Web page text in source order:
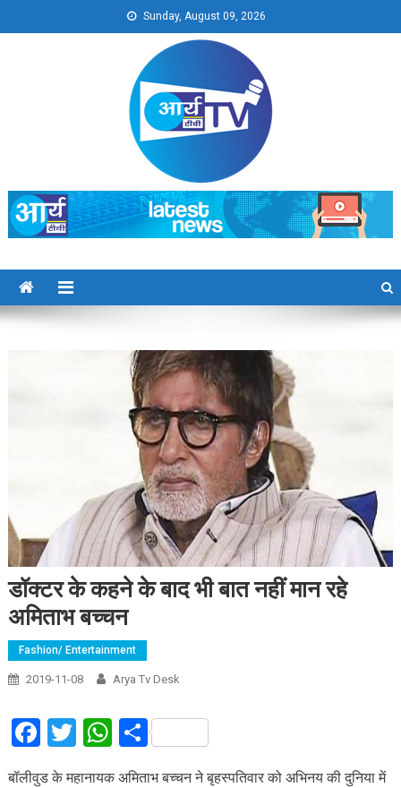
to
Sunday, August 09, 2026
Arya TV
डॉक्टर के कहने के बाद भी बात नहीं मान रहे
अमिताभ बच्चन
Fashion/ Entertainment
2019-11-08 Arya Tv Desk
Facebook
Twitter
WhatsApp
Share
बॉलीवुड के महानायक अमिताभ बच्चन ने बृहस्पतिवार को अभिनय की दुनिया में